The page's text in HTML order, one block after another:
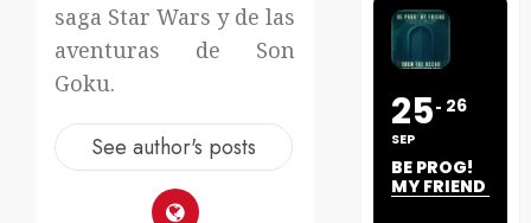
saga Star Wars y de las
aventuras de Son
Goku.
See author's posts
25
SEP
26
BE PROG!
MY FRIEND